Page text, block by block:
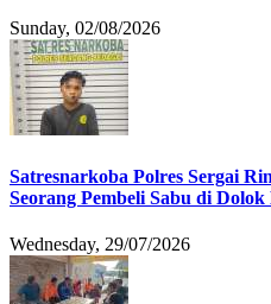
Sunday, 02/08/2026
Satresnarkoba Polres Sergai
Seorang Pembeli Sabu di
Wednesday, 29/07/2026